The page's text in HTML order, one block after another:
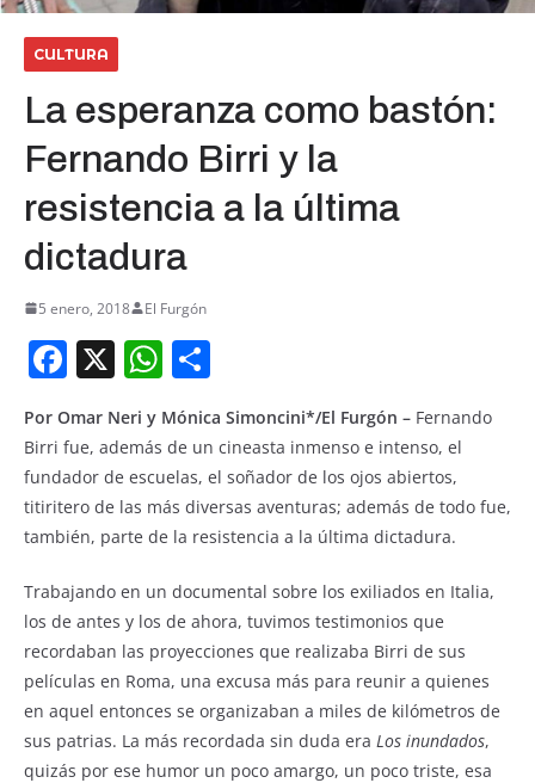
CULTURA
La esperanza como bastón:
Fernando Birri y la
resistencia a la última
dictadura
5 enero, 2018 El Furgón
F
c
e
b
o
o
k
X W
h
at
s
A
p
p
ar
e
Por Omar Neri y Mónica Simoncini*/El Furgón – Fernando
Birri fue, además de un cineasta inmenso e intenso, el
fundador de escuelas, el soñador de los ojos abiertos,
titiritero de las más diversas aventuras; además de todo fue,
también, parte de la resistencia a la última dictadura.
Trabajando en un documental sobre los exiliados en Italia,
los de antes y los de ahora, tuvimos testimonios que
recordaban las proyecciones que realizaba Birri de sus
películas en Roma, una excusa más para reunir a quienes
en aquel entonces se organizaban a miles de kilómetros de
sus patrias. La más recordada sin duda era Los inundados,
quizás por ese humor un poco amargo, un poco triste, esa